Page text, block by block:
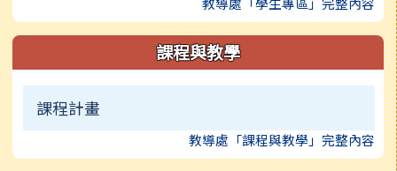
課程與教學
課程計畫
教導處「課程與教學」完整內容